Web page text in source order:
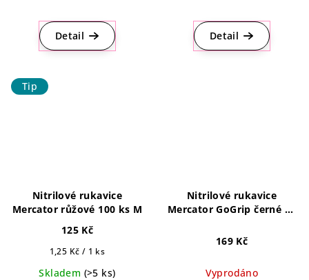
hodnocení
produktu
je
Detail Detail
Tip
Nitrilové rukavice
Mercator růžové 100 ks M
125 Kč
Měrná
1,25 Kč / 1 ks
Skladem (>5 ks)
Nitrilové rukavice
Mercator GoGrip černé 50
169 Kč
Vyprodáno